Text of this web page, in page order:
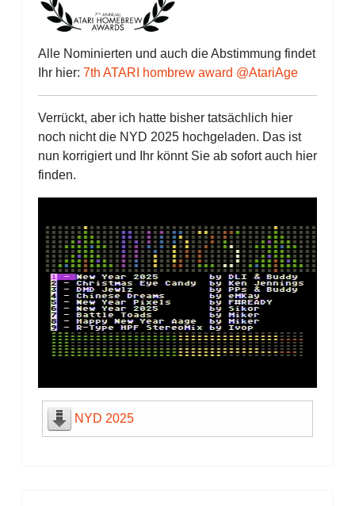
Alle Nominierten und auch die Abstimmung findet
Ihr hier: 7th ATARI hombrew award @AtariAge
Verrückt, aber ich hatte bisher tatsächlich hier
noch nicht die NYD 2025 hochgeladen. Das ist
nun korrigiert und Ihr könnt Sie ab sofort auch hier
finden.
NYD 2025